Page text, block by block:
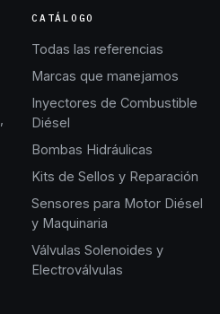
CATÁLOGO
Todas las referencias
Marcas que manejamos
Inyectores de Combustible
Diésel
Bombas Hidráulicas
Kits de Sellos y Reparación
Sensores para Motor Diésel
y Maquinaria
Válvulas Solenoides y
Electroválvulas